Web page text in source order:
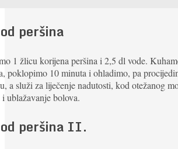
peršina
1 žlicu korijena peršina i 2,5 dl vode.
poklopimo 10 minuta i ohladimo, pa
a služi za liječenje nadutosti, kod otežanog
ublažavanje bolova.
peršina II.